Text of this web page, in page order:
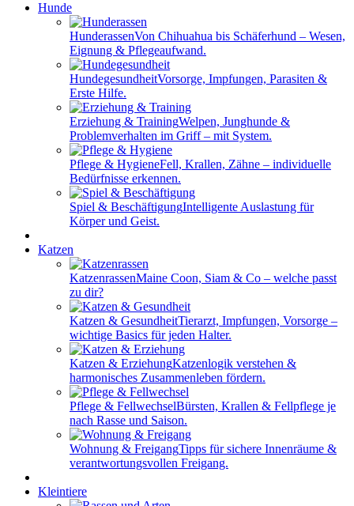
Hunde
HunderassenVon Chihuahua bis Schäferhund – Wesen,
Eignung & Pflegeaufwand.
HundegesundheitVorsorge, Impfungen, Parasiten &
Erste Hilfe.
Erziehung & TrainingWelpen, Junghunde &
Problemverhalten im Griff – mit System.
Pflege & HygieneFell, Krallen, Zähne – individuelle
Bedürfnisse erkennen.
Spiel & BeschäftigungIntelligente Auslastung für
Körper und Geist.
Katzen
KatzenrassenMaine Coon, Siam & Co – welche passt
zu dir?
Katzen & GesundheitTierarzt, Impfungen, Vorsorge –
wichtige Basics für jeden Halter.
Katzen & ErziehungKatzenlogik verstehen &
harmonisches Zusammenleben fördern.
Pflege & FellwechselBürsten, Krallen & Fellpflege je
nach Rasse und Saison.
Wohnung & FreigangTipps für sichere Innenräume &
verantwortungsvollen Freigang.
Kleintiere